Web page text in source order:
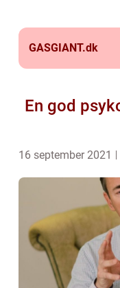
GASGIANT.dk
En god
16 september 2021